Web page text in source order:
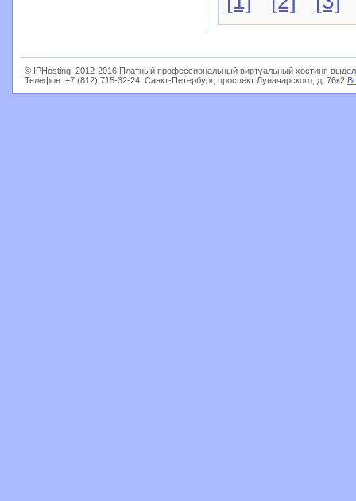
© IPHosting, 2012-2016 Платный профессиональный виртуальный хостинг,
Телефон: +7 (812) 715-32-24, Санкт-Петербург, проспект Луначарского, д. 76к2